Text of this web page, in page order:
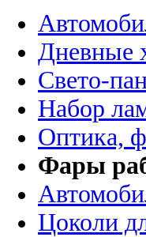
Дневные
Свето-
Набор
Оптика,
Фары
Цоколи